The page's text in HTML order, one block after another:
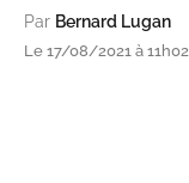
Par Bernard Lugan
Le 17/08/2021 à 11h02